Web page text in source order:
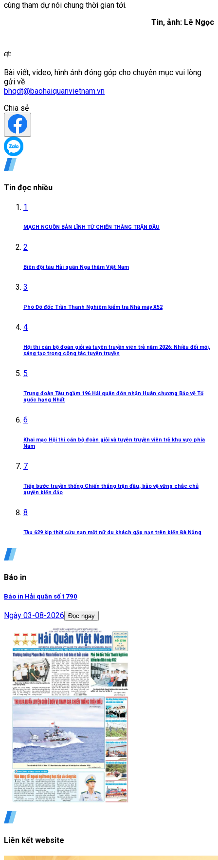
cùng tham dự nói chung thời gian tới.
Tin, ảnh: Lê Ngọc
Bài viết, video, hình ảnh đóng góp cho chuyên mục vui lòng
gửi về
bhqdt@baohaiquanvietnam.vn
Chia sẻ
Tin đọc nhiều
1
MẠCH NGUỒN BẢN LĨNH TỪ CHIẾN THẮNG TRẬN ĐẦU
2
Biên đội tàu Hải quân Nga thăm Việt Nam
3
Phó Đô đốc Trần Thanh Nghiêm kiểm tra Nhà máy X52
4
Hội thi cán bộ đoàn giỏi và tuyên truyền viên trẻ năm 2026: Nhiều đổi mới,
sáng tạo trong công tác tuyên truyền
5
Trung đoàn Tàu ngầm 196 Hải quân đón nhận Huân chương Bảo vệ Tổ
quốc hạng Nhất
6
Khai mạc Hội thi cán bộ đoàn giỏi và tuyên truyền viên trẻ khu vực phía
Nam
7
Tiếp bước truyền thống Chiến thắng trận đầu, bảo vệ vững chắc chủ
quyền biển đảo
8
Tàu 629 kịp thời cứu nạn một nữ du khách gặp nạn trên biển Đà Nẵng
Báo in
Báo in Hải quân số 1790
Ngày 03-08-2026 Đọc ngay
Liên kết website